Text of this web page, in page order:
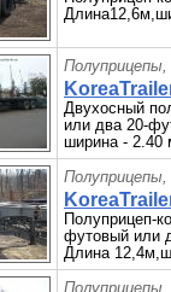
Двухосный
или два 20-
ширина - 2.40
Полуприцеп-
футовый или
Длина